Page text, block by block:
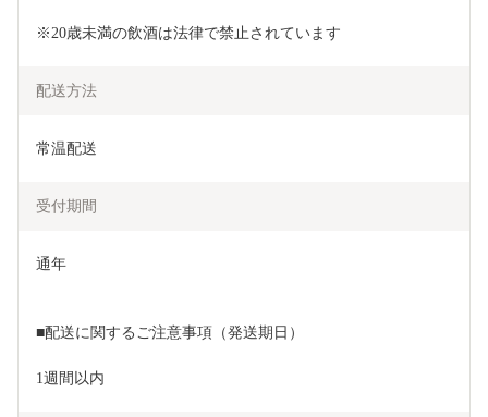
※20歳未満の飲酒は法律で禁止されています
配送方法
常温配送
受付期間
通年
■配送に関するご注意事項（発送期日）